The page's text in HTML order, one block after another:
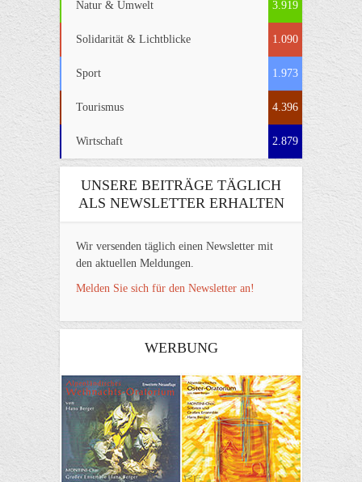
Natur & Umwelt 3.919
Solidarität & Lichtblicke 1.090
Sport 1.973
Tourismus 4.396
Wirtschaft 2.879
UNSERE BEITRÄGE TÄGLICH
ALS NEWSLETTER ERHALTEN
Wir versenden täglich einen Newsletter mit
den aktuellen Meldungen.
Melden Sie sich für den Newsletter an!
WERBUNG